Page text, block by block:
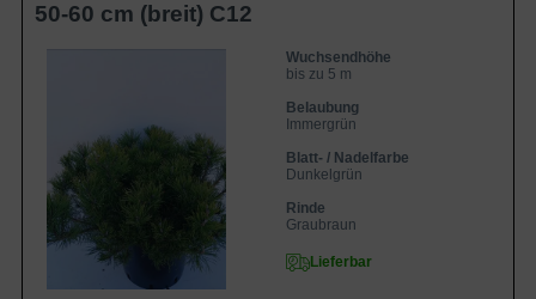
50-60 cm (breit) C12
Wuchsendhöhe
bis zu 5 m
Belaubung
Immergrün
Blatt- / Nadelfarbe
Dunkelgrün
Rinde
Graubraun
Lieferbar